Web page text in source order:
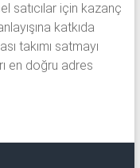
satıcılar için kazanç
katkıda
takımı satmayı
en doğru adres